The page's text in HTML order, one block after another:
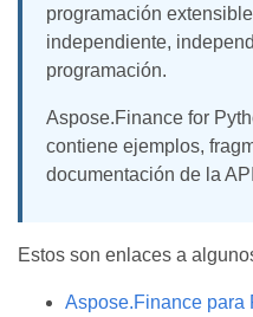
programación
independiente,
programación.
Aspose.Finance for
contiene ejemplos,
documentación de la
Estos son enlaces a
Aspose.Finance para